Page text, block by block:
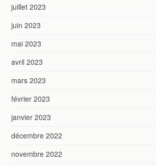
juillet 2023
juin 2023
mai 2023
avril 2023
mars 2023
février 2023
janvier 2023
décembre 2022
novembre 2022